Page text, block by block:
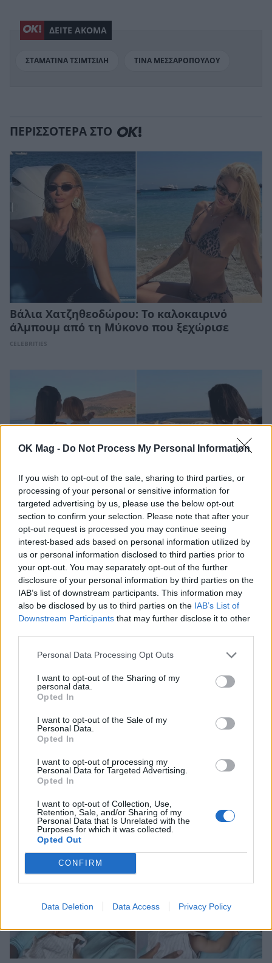
OK Mag - Do Not Process My Personal Information
If you wish to opt-out of the sale, sharing to third parties, or
processing of your personal or sensitive information for
targeted advertising by us, please use the below opt-out
section to confirm your selection. Please note that after your
opt-out request is processed you may continue seeing
interest-based ads based on personal information utilized by
us or personal information disclosed to third parties prior to
your opt-out. You may separately opt-out of the further
disclosure of your personal information by third parties on the
IAB’s list of downstream participants. This information may
also be disclosed by us to third parties on the IAB’s List of
Downstream Participants that may further disclose it to other
Personal Data Processing Opt Outs
I want to opt-out of the Sharing of my
personal data.
Opted In
I want to opt-out of the Sale of my
Personal Data.
Opted In
I want to opt-out of processing my
Personal Data for Targeted Advertising.
Opted In
I want to opt-out of Collection, Use,
Retention, Sale, and/or Sharing of my
Personal Data that Is Unrelated with the
Purposes for which it was collected.
Opted Out
CONFIRM
Data Deletion Data Access Privacy Policy
ΔΕΙΤΕ ΑΚΟΜΑ
ΣΤΑΜΑΤΙΝΑ ΤΣΙΜΤΣΙΛΗ ΤΙΝΑ ΜΕΣΣΑΡΟΠΟΥΛΟΥ
ΠΕΡΙΣΣΟΤΕΡΑ ΣΤΟ
Βάλια Χατζηθεοδώρου: Το καλοκαιρινό
άλμπουμ από τη Μύκονο που ξεχώρισε
CELEBRITIES
Αλεξάνδρα Νίκα: Οι τρυφερές καλοκαιρινές
στιγμές με τα παιδιά της στο σκάφος
look που ξεχώρισε
CELEBRITIES